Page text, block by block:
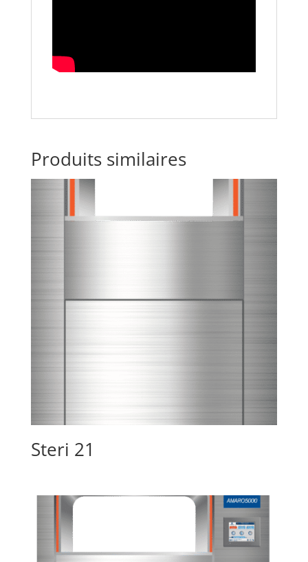
Produits similaires
Steri 21